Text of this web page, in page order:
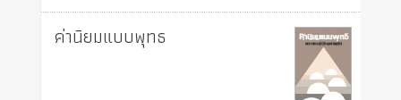
ค่านิยมแบบพุทธ